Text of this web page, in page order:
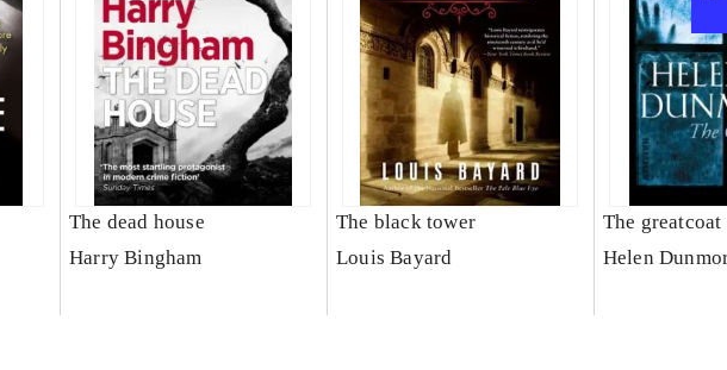
The dead house
Harry Bingham
The black tower
Louis Bayard
The greatcoat
Helen